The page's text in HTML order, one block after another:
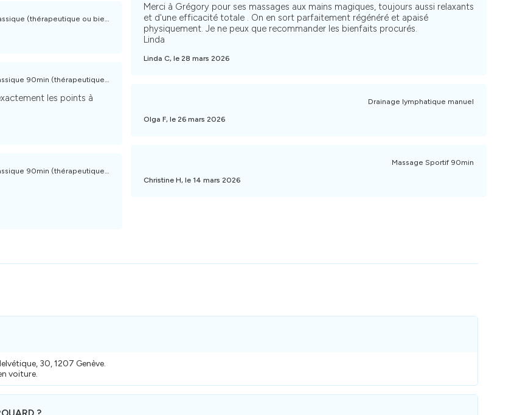
(thérapeutique ou bien-être)
90min (thérapeutique ou bien-être)
les points à
90min (thérapeutique ou bien-être)
Merci à Grégory pour ses massages aux mains magiques, toujours aussi relaxants
et d'une efficacité totale . On en sort parfaitement régénéré et apaisé
physiquement. Je ne peux que recommander les bienfaits procurés.
Linda
Linda C, le 28 mars 2026
Drainage lymphatique manuel
Olga F, le 26 mars 2026
Massage Sportif 90min
Christine H, le 14 mars 2026
30, 1207 Genève.
voiture.